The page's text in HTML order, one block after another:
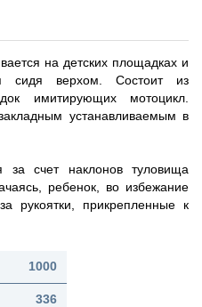
на детских площадках и
сидя верхом. Состоит из
имитирующих мотоцикл.
устанавливаемым в
за счет наклонов туловища
ребенок, во избежание
рукоятки, прикрепленные к
1000
336